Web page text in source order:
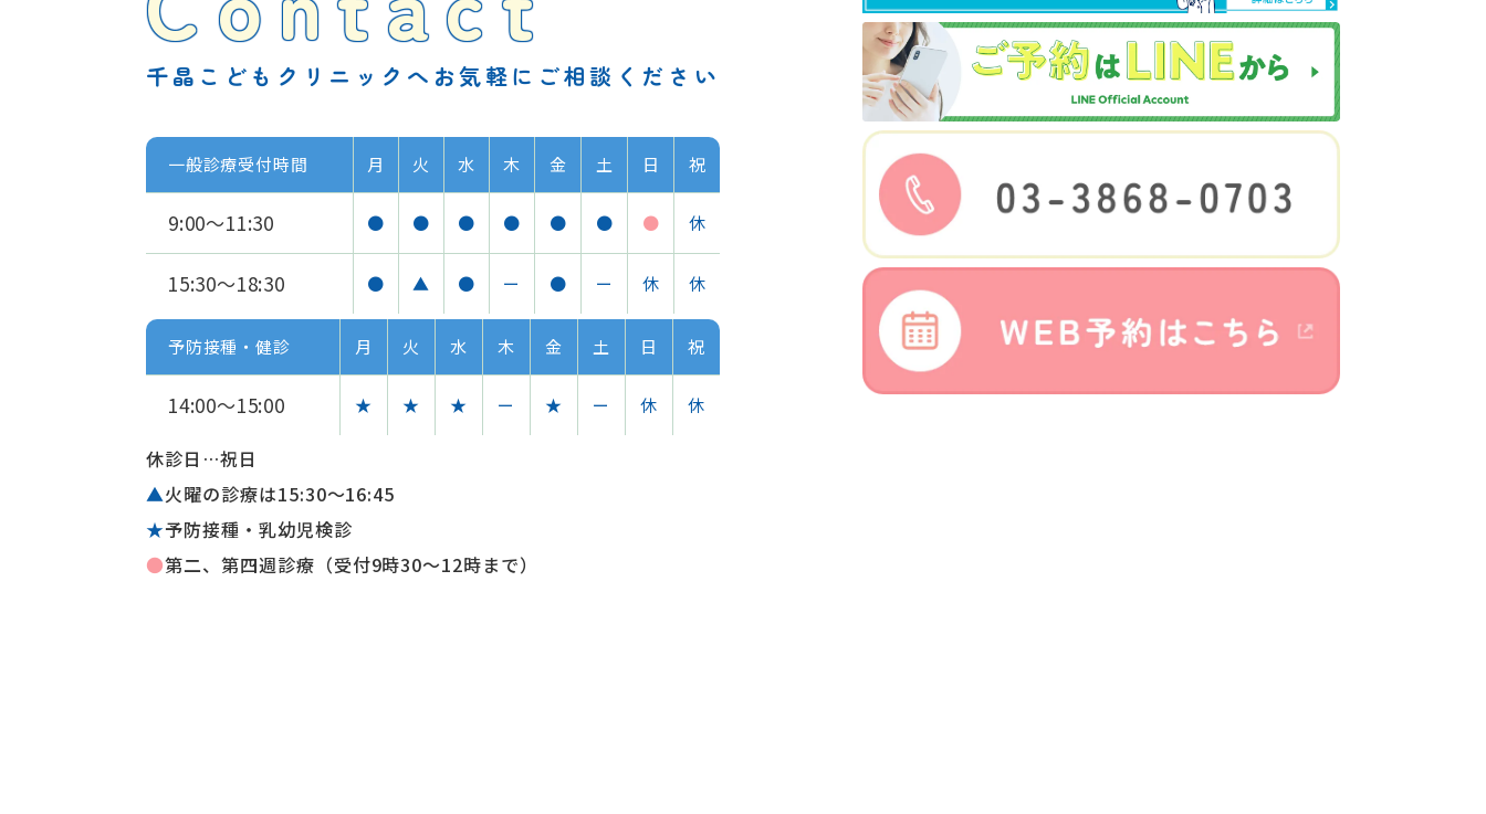
千晶こどもクリニックへお気軽に ご相談ください
一般診療受付時間 月 火 水 木 金 土 日 祝
9:00～11:30 ● ● ● ● ● ● ● 休
15:30～18:30 ● ▲ ● ー ● ー 休 休
予防接種・健診 月 火 水 木 金 土 日 祝
14:00～15:00 ★ ★ ★ ー ★ ー 休 休
休診日…祝日
▲火曜の診療は15:30〜16:45
★予防接種・乳幼児検診
●第二、第四週診療（受付9時30～12時まで）